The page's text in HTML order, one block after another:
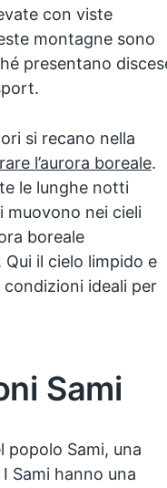
con viste
montagne sono
presentano
si recano nella
l’aurora boreale.
le lunghe notti
muovono nei cieli
boreale
il cielo limpido e
ideali per
Sami
popolo Sami, una
I Sami hanno una